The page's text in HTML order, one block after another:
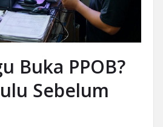
Buka PPOB?
Sebelum